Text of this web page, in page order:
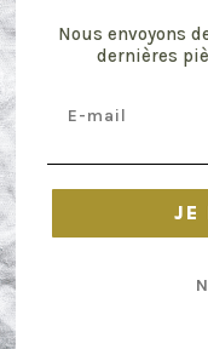
Nous envoyons
dernières
JE